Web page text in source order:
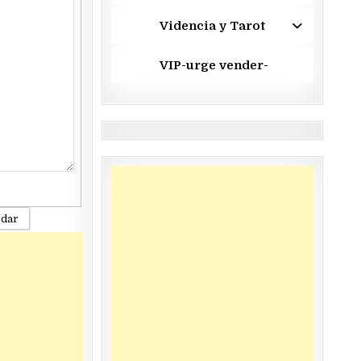
Videncia y Tarot
VIP-urge vender-